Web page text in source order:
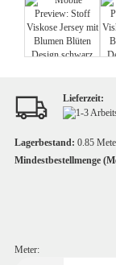
Lieferzeit:
Lagerbestand: 0.85
Mindestbestellmenge
Meter: